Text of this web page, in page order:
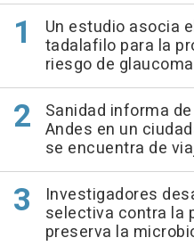
Un estudio asocia
tadalafilo para la
riesgo de glaucoma
Sanidad informa
Andes en un
se encuentra de
Investigadores
selectiva contra la
preserva la